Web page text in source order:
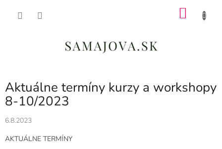
Aktuálne termíny kurzy a workshopy
8-10/2023
6.8.2023
AKTUÁLNE TERMÍNY